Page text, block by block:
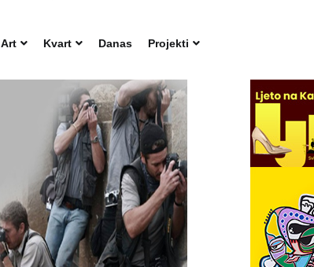
Art Kvart Danas Projekti